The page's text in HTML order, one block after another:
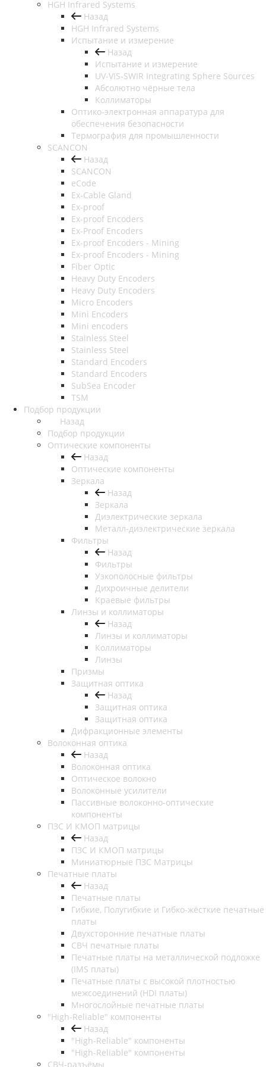
HGH Infrared Systems
Назад
HGH Infrared Systems
Испытание и измерение
Назад
Испытание и измерение
UV-VIS-SWIR Integrating Sphere Sources
Абсолютно чёрные тела
Коллиматоры
Оптико-электронная аппаратура для
обеспечения безопасности
Термография для промышленности
SCANCON
Назад
SCANCON
eCode
Ex-Cable Gland
Ex-proof
Ex-proof Encoders
Ex-Proof Encoders
Ex-proof Encoders - Mining
Ex-proof Encoders - Mining
Fiber Optic
Heavy Duty Encoders
Heavy Duty Encoders
Micro Encoders
Mini Encoders
Mini encoders
Stainless Steel
Stainless Steel
Standard Encoders
Standard Encoders
SubSea Encoder
TSM
Подбор продукции
Назад
Подбор продукции
Оптические компоненты
Назад
Оптические компоненты
Зеркала
Назад
Зеркала
Диэлектрические зеркала
Металл-диэлектрические зеркала
Фильтры
Назад
Фильтры
Узкополосные фильтры
Дихроичные делители
Краевые фильтры
Линзы и коллиматоры
Назад
Линзы и коллиматоры
Коллиматоры
Линзы
Призмы
Защитная оптика
Назад
Защитная оптика
Защитная оптика
Дифракционные элементы
Волоконная оптика
Назад
Волоконная оптика
Оптическое волокно
Волоконные усилители
Пассивные волоконно-оптические
компоненты
ПЗС И КМОП матрицы
Назад
ПЗС И КМОП матрицы
Миниатюрные ПЗС Матрицы
Печатные платы
Назад
Печатные платы
Гибкие, Полугибкие и Гибко-жёсткие печатные
платы
Двухсторонние печатные платы
СВЧ печатные платы
Печатные платы на металлической подложке
(IMS платы)
Печатные платы с высокой плотностью
межсоединений (HDI платы)
Многослойные печатные платы
"High-Reliable" компоненты
Назад
"High-Reliable" компоненты
"High-Reliable" компоненты
СВЧ-разъёмы